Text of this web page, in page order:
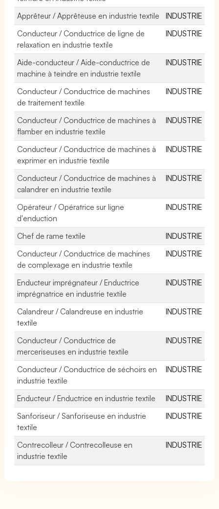
Apprêteur / Apprêteuse en industrie textile
INDUSTRIE
Conducteur / Conductrice de ligne de
relaxation en industrie textile
INDUSTRIE
Aide-conducteur / Aide-conductrice de
machine à teindre en industrie textile
INDUSTRIE
Conducteur / Conductrice de machines
de traitement textile
INDUSTRIE
Conducteur / Conductrice de machines à
flamber en industrie textile
INDUSTRIE
Conducteur / Conductrice de machines à
exprimer en industrie textile
INDUSTRIE
Conducteur / Conductrice de machines à
calandrer en industrie textile
INDUSTRIE
Opérateur / Opératrice sur ligne
d'enduction
INDUSTRIE
Chef de rame textile
INDUSTRIE
Conducteur / Conductrice de machines
de complexage en industrie textile
INDUSTRIE
Enducteur imprégnateur / Enductrice
imprégnatrice en industrie textile
INDUSTRIE
Calandreur / Calandreuse en industrie
textile
INDUSTRIE
Conducteur / Conductrice de
merceriseuses en industrie textile
INDUSTRIE
Conducteur / Conductrice de séchoirs en
industrie textile
INDUSTRIE
Enducteur / Enductrice en industrie textile
INDUSTRIE
Sanforiseur / Sanforiseuse en industrie
textile
INDUSTRIE
Contrecolleur / Contrecolleuse en
industrie textile
INDUSTRIE